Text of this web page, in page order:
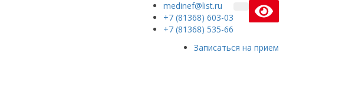
medinef@list.ru
+7 (81368) 603-03
+7 (81368) 535-66
Записаться на прием